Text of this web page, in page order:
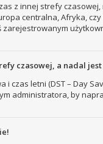
z innej strefy
centralna, Afryka,
zarejestrowanym
czasowej, a nadal
i czas letni (DST – Day
administratora, by